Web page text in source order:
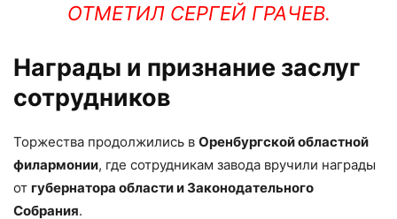
ОТМЕТИЛ СЕРГЕЙ ГРАЧЕВ.
Награды и признание заслуг
сотрудников
Торжества продолжились в Оренбургской областной
филармонии, где сотрудникам завода вручили награды
от губернатора области и Законодательного
Собрания.